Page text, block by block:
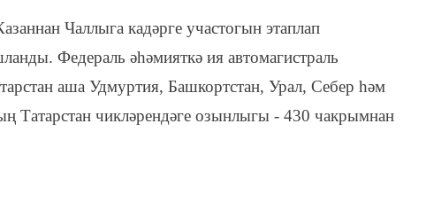
Чаллыга кадәрге участогын этаплап
Федераль әһәмияткә ия автомагистраль
аша Удмуртия, Башкортстан, Урал, Себер һәм
Татарстан чикләрендәге озынлыгы - 430 чакрымнан